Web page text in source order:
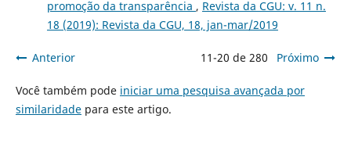
promoção da transparência , Revista da CGU: v. 11 n.
18 (2019): Revista da CGU, 18, jan-mar/2019
Anterior 11-20 de 280 Próximo
Você também pode iniciar uma pesquisa avançada por
similaridadepara este artigo.